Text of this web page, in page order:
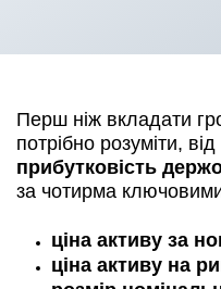
Перш ніж вкладати
потрібно розуміти,
прибутковість
за чотирма
ціна активу за
ціна активу на